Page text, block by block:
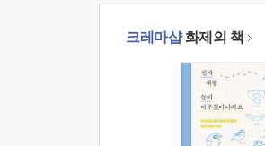
크레마샵화제의 책